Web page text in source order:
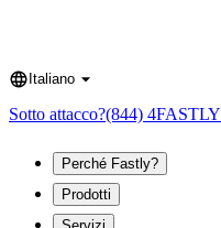
Language
Italiano
Sotto attacco?(844) 4FASTLY
Perché Fastly?
Prodotti